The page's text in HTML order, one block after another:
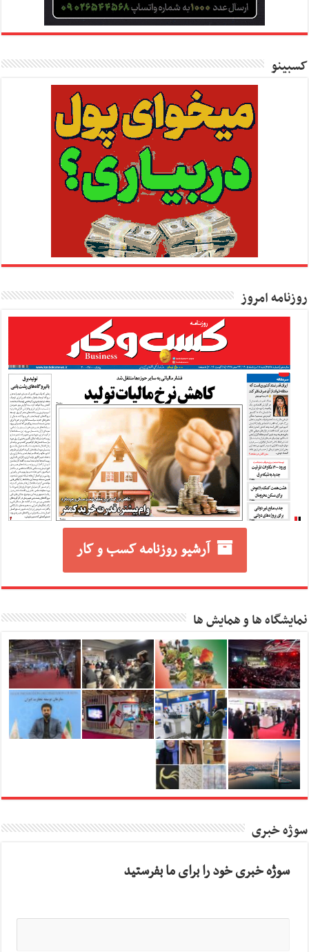
کسبینو
روزنامه امروز
آرشیو روزنامه کسب و کار
نمایشگاه ها و همایش ها
سوژه خبری
سوژه خبری خود را برای ما بفرستید